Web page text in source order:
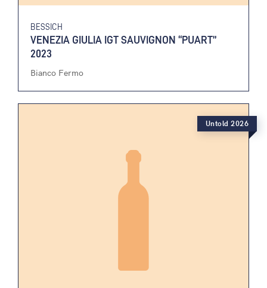
BESSICH
VENEZIA GIULIA IGT SAUVIGNON “PUART”
2023
Bianco Fermo
Untold 2026